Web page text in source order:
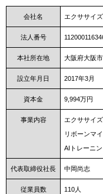
会社名 エクササイ
法人番号
本社所在地 大阪府大阪
設立年月日 2017年3月
資本金 9,994万円
事業内容
エクササイ
リボーンマ
AIトレーニ
代表取締役社長 中岡尚志
従業員数 110人